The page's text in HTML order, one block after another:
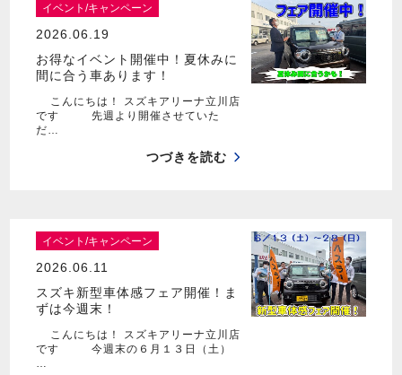
イベント/キャンペーン
2026.06.19
お得なイベント開催中！夏休みに
間に合う車あります！
こんにちは！ スズキアリーナ立川店
です 先週より開催させていた
だ…
つづきを読む
イベント/キャンペーン
2026.06.11
スズキ新型車体感フェア開催！ま
ずは今週末！
こんにちは！ スズキアリーナ立川店
です 今週末の６月１３日（土）
…